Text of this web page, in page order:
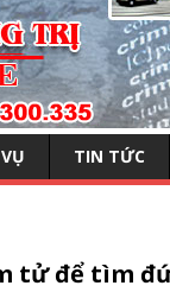
TIN TỨC
tử để tìm